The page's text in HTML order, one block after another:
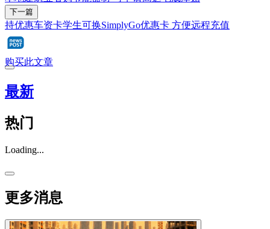
下一篇
持优惠车资卡学生可换SimplyGo优惠卡 方便远程充值
购买此文章
最新
热门
Loading...
更多消息